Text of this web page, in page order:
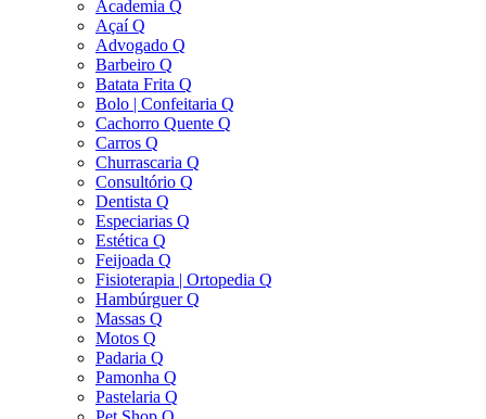
Academia Q
Açaí Q
Advogado Q
Barbeiro Q
Batata Frita Q
Bolo | Confeitaria Q
Cachorro Quente Q
Carros Q
Churrascaria Q
Consultório Q
Dentista Q
Especiarias Q
Estética Q
Feijoada Q
Fisioterapia | Ortopedia Q
Hambúrguer Q
Massas Q
Motos Q
Padaria Q
Pamonha Q
Pastelaria Q